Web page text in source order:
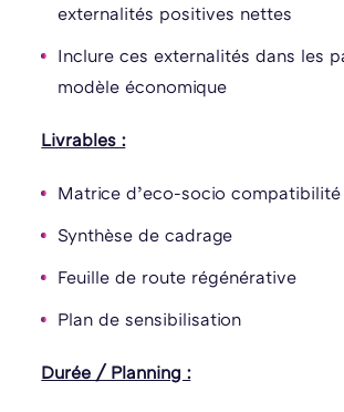
externalités positives nettes
Inclure ces externalités dans les
modèle économique
Livrables :
Matrice d’eco-socio compatibilité
Synthèse de cadrage
Feuille de route régénérative
Plan de sensibilisation
Durée / Planning :